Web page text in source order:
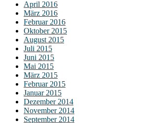
April 2016
März 2016
Februar 2016
Oktober 2015
August 2015
Juli 2015
Juni 2015
Mai 2015
März 2015
Februar 2015
Januar 2015
Dezember 2014
November 2014
September 2014